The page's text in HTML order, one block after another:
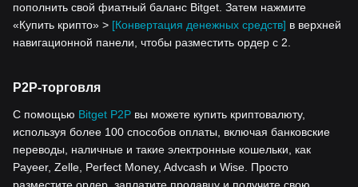
пополнить свой фиатный баланс Bitget. Затем нажмите
«Купить крипто» > [Конвертация денежных средств] в верхней
навигационной панели, чтобы разместить ордер с 2.
P2P-торговля
С помощью Bitget P2P вы можете купить криптовалюту,
используя более 100 способов оплаты, включая банковские
переводы, наличные и такие электронные кошельки, как
Payeer, Zelle, Perfect Money, Advcash и Wise. Просто